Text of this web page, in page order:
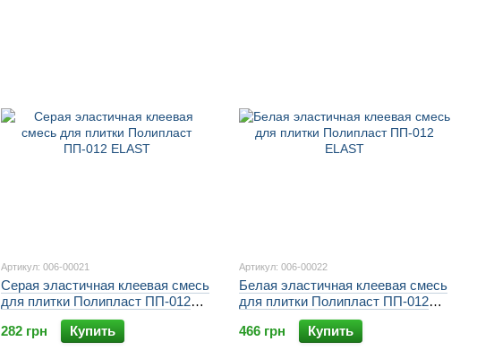
Артикул: 006-00021
Серая эластичная клеевая смесь
для плитки Полипласт ПП-012
282 грн
Купить
Артикул: 006-00022
Белая эластичная клеевая смесь
для плитки Полипласт ПП-012
466 грн
Купить